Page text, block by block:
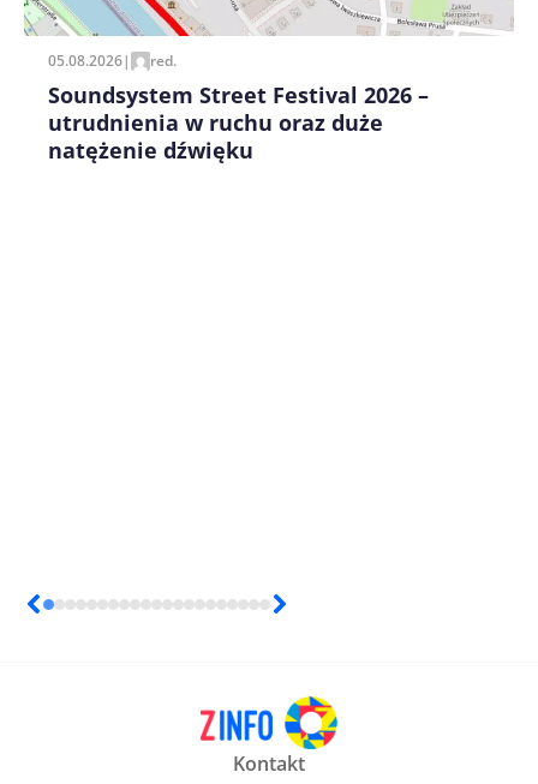
05.08.2026| red.
Soundsystem Street Festival 2026 –
utrudnienia w ruchu oraz duże
natężenie dźwięku
Kontakt